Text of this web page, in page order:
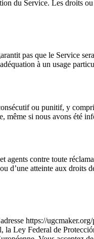
du Service. Les droits
pas que le Service
à un usage
ou punitif, y
si nous avons été
agents contre toute
d’une atteinte aux droits
https://
Ley Federal de